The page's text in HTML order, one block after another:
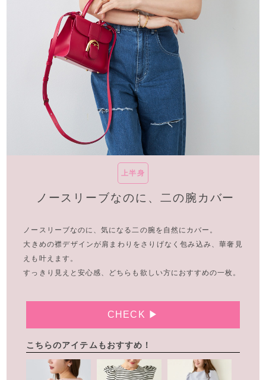
上半身
ノースリーブなのに、 二の腕カバー
ノースリーブなのに、気になる二の腕を自然にカバー。
大きめの襟デザインが肩まわりをさりげなく包み込み、華奢見
えも叶えます。
すっきり見えと安心感、どちらも欲しい方におすすめの一枚。
CHECK ▶
こちらのアイテムもおすすめ！